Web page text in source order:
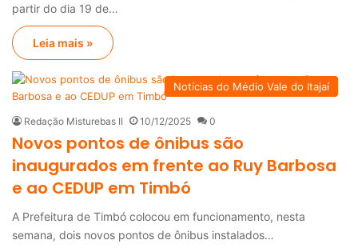
partir do dia 19 de…
Leia mais »
Notícias do Médio Vale do Itajaí
Redação Misturebas II 10/12/2025 0
Novos pontos de ônibus são
inaugurados em frente ao Ruy Barbosa
e ao CEDUP em Timbó
A Prefeitura de Timbó colocou em funcionamento, nesta
semana, dois novos pontos de ônibus instalados…